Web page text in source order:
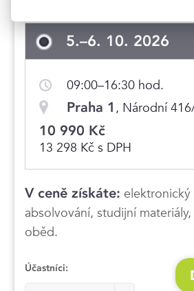
5.–6. 10. 2026
09:00–16:30 hod.
Praha 1 , Národní
10 990 Kč
13 298 Kč s DPH
V ceně získáte:
absolvování, studijní
oběd.
Účastníci: